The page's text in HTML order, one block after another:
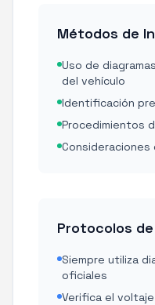
Métodos de
Uso de
del vehículo
Identificación
Procedimientos
Protocolos
Siempre utiliza
oficiales
Verifica el